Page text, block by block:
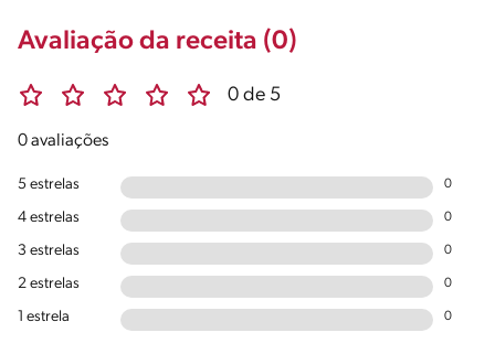
Avaliação da receita (0)
0 de 5
0 avaliações
5 estrelas 0
4 estrelas 0
3 estrelas 0
2 estrelas 0
1 estrela 0